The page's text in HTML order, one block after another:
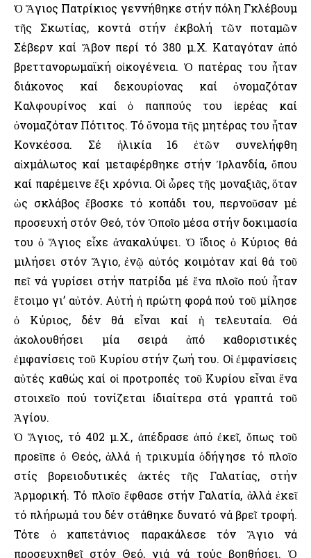
Ὁ Ἅγιος Πατρίκιος γεννήθηκε στήν πόλη Γκλέβουμ
τῆς Σκωτίας, κοντά στήν ἐκβολή τῶν ποταμῶν
Σέβερν καί Ἄβον περί τό 380 μ.Χ. Καταγόταν ἀπό
βρεττανορωμαϊκή οἰκογένεια. Ὁ πατέρας του ἦταν
διάκονος καί δεκουρίονας καί ὀνομαζόταν
Καλφουρίνος καί ὁ παππούς του ἱερέας καί
ὀνομαζόταν Πότιτος. Τό ὄνομα τῆς μητέρας του ἦταν
Κονκέσσα. Σέ ἡλικία 16 ἐτῶν συνελήφθη
αἰχμάλωτος καί μεταφέρθηκε στήν Ἰρλανδία, ὅπου
καί παρέμεινε ἕξι χρόνια. Οἱ ὧρες τῆς μοναξιᾶς, ὅταν
ὡς σκλάβος ἔβοσκε τό κοπάδι του, περνοῦσαν μέ
προσευχή στόν Θεό, τόν Ὁποῖο μέσα στήν δοκιμασία
του ὁ Ἅγιος εἶχε ἀνακαλύψει. Ὁ ἴδιος ὁ Κύριος θά
μιλήσει στόν Ἅγιο, ἐνῷ αὐτός κοιμόταν καί θά τοῦ
πεῖ νά γυρίσει στήν πατρίδα μέ ἕνα πλοῖο πού ἦταν
ἕτοιμο γι’ αὐτόν. Αὐτή ἡ πρώτη φορά πού τοῦ μίλησε
ὁ Κύριος, δέν θά εἶναι καί ἡ τελευταία. Θά
ἀκολουθήσει μία σειρά ἀπό καθοριστικές
ἐμφανίσεις τοῦ Κυρίου στήν ζωή του. Οἱ ἐμφανίσεις
αὐτές καθώς καί οἱ προτροπές τοῦ Κυρίου εἶναι ἕνα
στοιχεῖο πού τονίζεται ἰδιαίτερα στά γραπτά τοῦ
Ἁγίου.
Ὁ Ἅγιος, τό 402 μ.Χ., ἀπέδρασε ἀπό ἐκεῖ, ὅπως τοῦ
προεῖπε ὁ Θεός, ἀλλά ἡ τρικυμία ὁδήγησε τό πλοῖο
στίς βορειοδυτικές ἀκτές τῆς Γαλατίας, στήν
Ἀρμορική. Τό πλοῖο ἔφθασε στήν Γαλατία, ἀλλά ἐκεῖ
τό πλήρωμά του δέν στάθηκε δυνατό νά βρεῖ τροφή.
Τότε ὁ καπετάνιος παρακάλεσε τόν Ἅγιο νά
προσευχηθεῖ στόν Θεό, γιά νά τούς βοηθήσει. Ὁ